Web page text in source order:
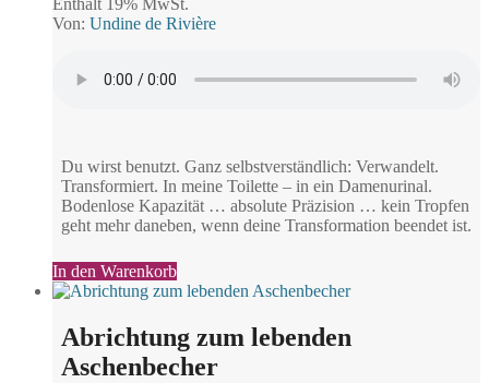
Enthält 19% MwSt.
Von: Undine de Rivière
Du wirst benutzt. Ganz selbstverständlich: Verwandelt.
Transformiert. In meine Toilette – in ein Damenurinal.
Bodenlose Kapazität … absolute Präzision … kein Tropfen
geht mehr daneben, wenn deine Transformation beendet ist.
In den Warenkorb
Abrichtung zum lebenden
Aschenbecher